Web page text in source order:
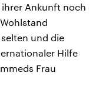
Ankunft noch
und die
Hilfe
Frau